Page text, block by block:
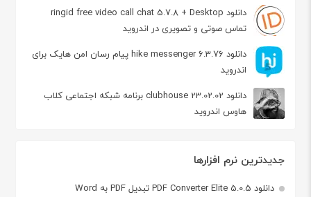
دانلود ringid free video call chat 5.7.8 + Desktop
تماس صوتی و تصویری در اندروید
دانلود hike messenger 6.3.76 پیام‌ رسان‌ امن هایک برای
اندروید
دانلود clubhouse 23.02.02 برنامه شبکه اجتماعی کلاب
هاوس اندروید
جدیدترین نرم افزارها
دانلود PDF Converter Elite 5.0.5 تبدیل PDF به Word